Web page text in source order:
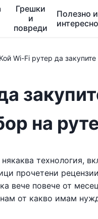
Грешки
и
повреди
Полезно и
интересно
Кой Wi-Fi рутер да
на
технология,
прочетени
вече повече от
от какво имам